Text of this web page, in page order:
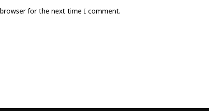
for the next time I comment.